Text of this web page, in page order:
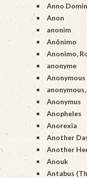
Anno
Anon
anonim
Anônimo
Anonimo,
anonyme
Anonymous
Anonymus
Anopheles
Anorexia
Another
Another
Anouk
Antabus